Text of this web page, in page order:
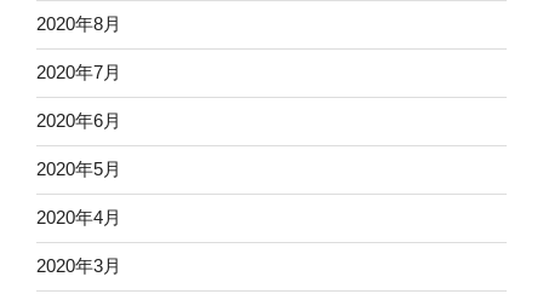
2020年8月
2020年7月
2020年6月
2020年5月
2020年4月
2020年3月